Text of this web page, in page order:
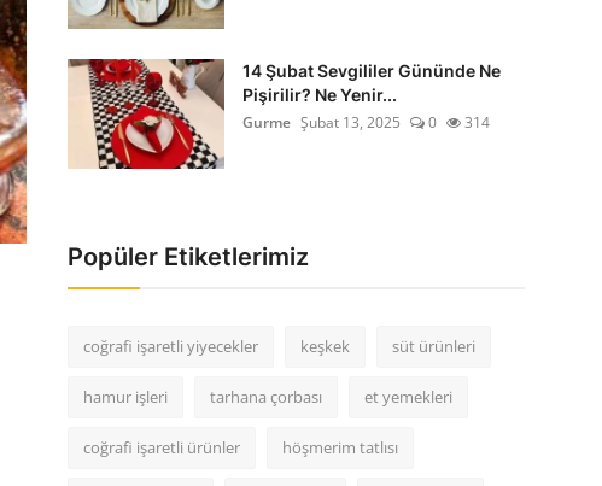
14 Şubat Sevgililer Gününde Ne
Pişirilir? Ne Yenir...
Gurme Şubat 13, 2025 0 314
Popüler Etiketlerimiz
coğrafi işaretli yiyecekler keşkek süt ürünleri
hamur işleri tarhana çorbası et yemekleri
coğrafi işaretli ürünler höşmerim tatlısı